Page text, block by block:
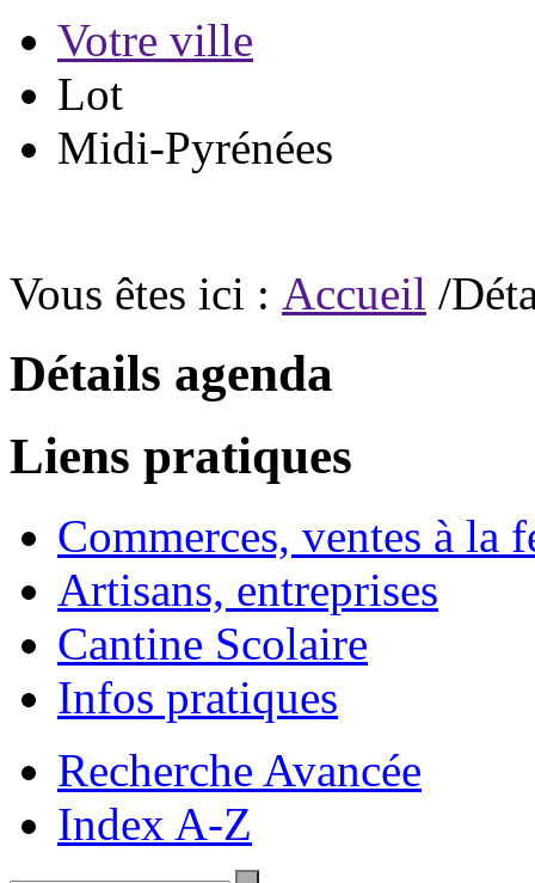
Votre ville
Lot
Midi-Pyrénées
Vous êtes ici : Accueil /
Détails agenda
Liens pratiques
Commerces, ventes à la
Artisans, entreprises
Cantine Scolaire
Infos pratiques
Recherche Avancée
Index A-Z